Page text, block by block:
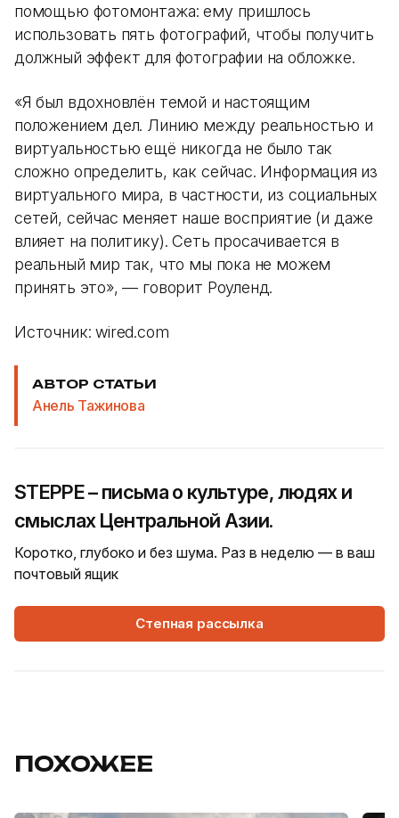
помощью фотомонтажа: ему пришлось
использовать пять фотографий, чтобы получить
должный эффект для фотографии на обложке.
«Я был вдохновлён темой и настоящим
положением дел. Линию между реальностью и
виртуальностью ещё никогда не было так
сложно определить, как сейчас. Информация из
виртуального мира, в частности, из социальных
сетей, сейчас меняет наше восприятие (и даже
влияет на политику). Сеть просачивается в
реальный мир так, что мы пока не можем
принять это», — говорит Роуленд.
Источник: wired.com
АВТОР СТАТЬИ
Анель Тажинова
STEPPE – письма о культуре, людях и
смыслах Центральной Азии.
Коротко, глубоко и без шума. Раз в неделю — в ваш
почтовый ящик
Степная рассылка
ПОХОЖЕЕ